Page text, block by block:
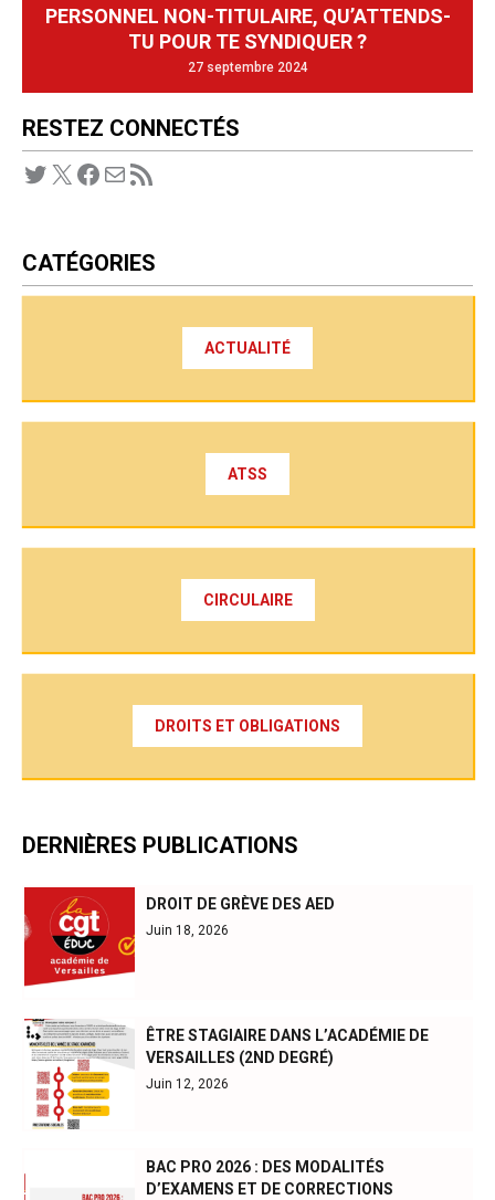
PERSONNEL NON-TITULAIRE, QU’ATTENDS-
TU POUR TE SYNDIQUER ?
27 septembre 2024
RESTEZ CONNECTÉS
Twitter X Facebook E-mail Flux RSS
CATÉGORIES
ACTUALITÉ
ATSS
CIRCULAIRE
DROITS ET OBLIGATIONS
DERNIÈRES PUBLICATIONS
DROIT DE GRÈVE DES AED
Juin 18, 2026
ÊTRE STAGIAIRE DANS L’ACADÉMIE DE
VERSAILLES (2ND DEGRÉ)
Juin 12, 2026
BAC PRO 2026 : DES MODALITÉS
D’EXAMENS ET DE CORRECTIONS